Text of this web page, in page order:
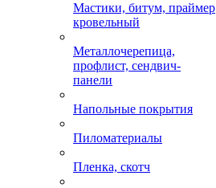
Мастики, битум, праймер
кровельный
Металлочерепица,
профлист, сендвич-
панели
Напольные покрытия
Пиломатериалы
Пленка, скотч